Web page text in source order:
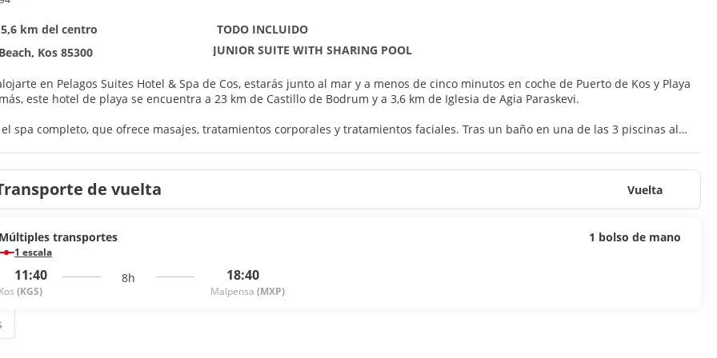
5,6 km del centro
TODO INCLUIDO
Kos 85300
JUNIOR SUITE WITH SHARING POOL
en Pelagos Suites Hotel & Spa de Cos, estarás junto al mar y a menos de cinco minutos en coche de Puerto de Kos y Playa
Además, este hotel de playa se encuentra a 23 km de Castillo de Bodrum y a 3,6 km de Iglesia de Agia Paraskevi.
spa completo, que ofrece masajes, tratamientos corporales y tratamientos faciales. Tras un baño en una de las 3 piscinas al
como en tu propia casa en cualquiera de las 207 habitaciones con aire acondicionado, frigorífico y televisión LCD. Las habitaciones
balcón amueblado. La conexión wifi gratis te mantendrá en contacto con los tuyos. Además, podrás disfrutar de canales por
con 2 restaurantes y una cafetería para comer algo. Relájate con un refresco del bar o lounge o de uno de los 2 bares junto
centro de negocios, tintorería y un servicio de recepción las 24 horas a tu disposición. Hay un aparcamiento sin asistencia
de vuelta Vuelta
Múltiples transportes
1 escala
11:40
Kos (KGS)
8h 18:40
Malpensa (MXP)
1 bolso de mano